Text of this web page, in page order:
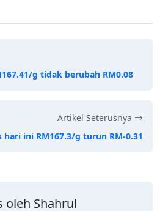
g tidak berubah RM0.08
Artikel Seterusnya
hari ini RM167.3/g turun RM-0.31
oleh Shahrul